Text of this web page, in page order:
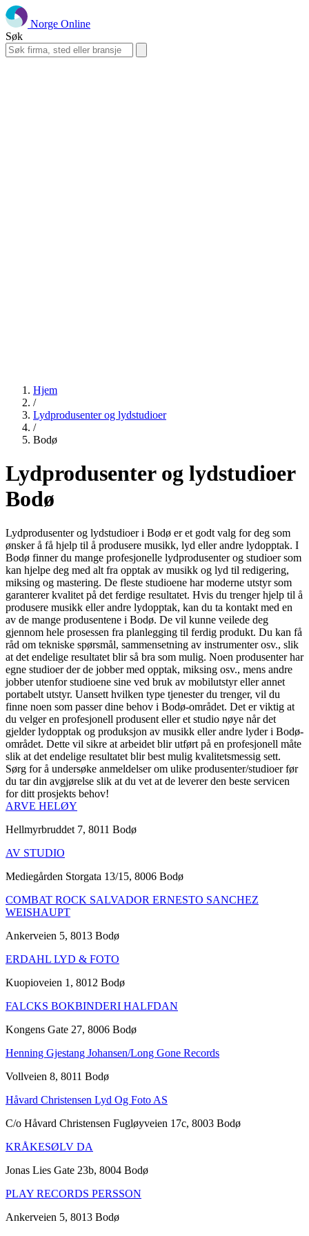
Norge Online
Søk
Hjem
/
Lydprodusenter og lydstudioer
/
Bodø
Lydprodusenter og lydstudioer
Bodø
Lydprodusenter og lydstudioer i Bodø er et godt valg for deg som
ønsker å få hjelp til å produsere musikk, lyd eller andre lydopptak. I
Bodø finner du mange profesjonelle lydprodusenter og studioer som
kan hjelpe deg med alt fra opptak av musikk og lyd til redigering,
miksing og mastering. De fleste studioene har moderne utstyr som
garanterer kvalitet på det ferdige resultatet. Hvis du trenger hjelp til å
produsere musikk eller andre lydopptak, kan du ta kontakt med en
av de mange produsentene i Bodø. De vil kunne veilede deg
gjennom hele prosessen fra planlegging til ferdig produkt. Du kan få
råd om tekniske spørsmål, sammensetning av instrumenter osv., slik
at det endelige resultatet blir så bra som mulig. Noen produsenter har
egne studioer der de jobber med opptak, miksing osv., mens andre
jobber utenfor studioene sine ved bruk av mobilutstyr eller annet
portabelt utstyr. Uansett hvilken type tjenester du trenger, vil du
finne noen som passer dine behov i Bodø-området. Det er viktig at
du velger en profesjonell produsent eller et studio nøye når det
gjelder lydopptak og produksjon av musikk eller andre lyder i Bodø-
området. Dette vil sikre at arbeidet blir utført på en profesjonell måte
slik at det endelige resultatet blir best mulig kvalitetsmessig sett.
Sørg for å undersøke anmeldelser om ulike produsenter/studioer før
du tar din avgjørelse slik at du vet at de leverer den beste servicen
for ditt prosjekts behov!
ARVE HELØY
Hellmyrbruddet 7, 8011 Bodø
AV STUDIO
Mediegården Storgata 13/15, 8006 Bodø
COMBAT ROCK SALVADOR ERNESTO SANCHEZ
WEISHAUPT
Ankerveien 5, 8013 Bodø
ERDAHL LYD & FOTO
Kuopioveien 1, 8012 Bodø
FALCKS BOKBINDERI HALFDAN
Kongens Gate 27, 8006 Bodø
Henning Gjestang Johansen/Long Gone Records
Vollveien 8, 8011 Bodø
Håvard Christensen Lyd Og Foto AS
C/o Håvard Christensen Fugløyveien 17c, 8003 Bodø
KRÅKESØLV DA
Jonas Lies Gate 23b, 8004 Bodø
PLAY RECORDS PERSSON
Ankerveien 5, 8013 Bodø